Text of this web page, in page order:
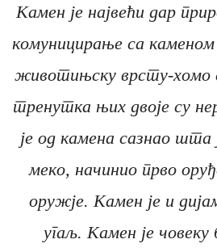
Камен је највећи дар
комуницирање са каменом
животињску врсту-хомо
тренутка њих двоје су
је од камена сазнао
меко, начинио прво
оружје. Камен је и
угаљ. Камен је